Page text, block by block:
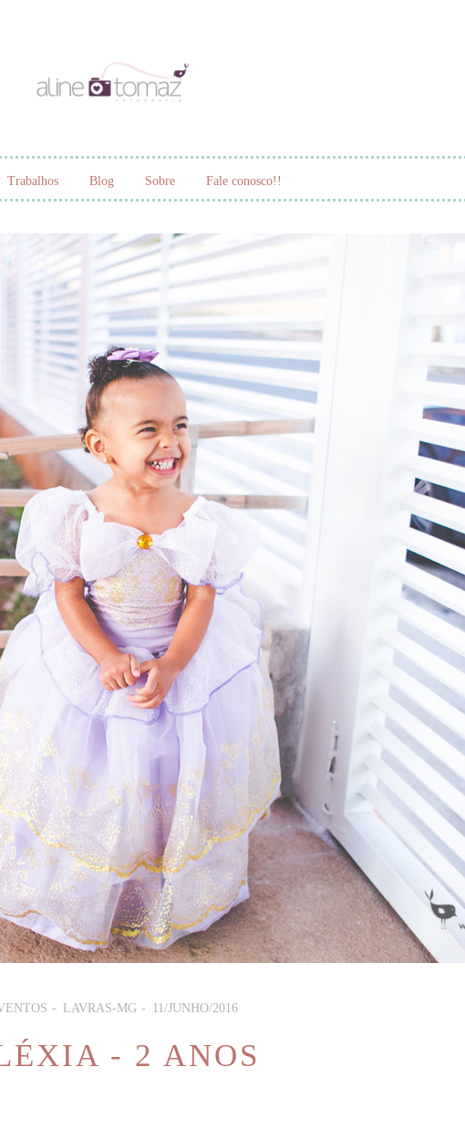
Trabalhos Blog Sobre Fale conosco!!
LAVRAS-MG 11/JUNHO/2016
- 2 ANOS